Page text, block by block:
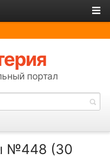
портал
№448 (30